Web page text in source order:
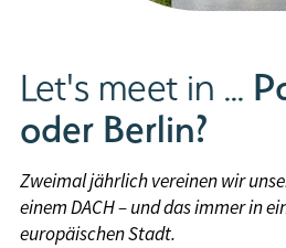
Let's meet in ...
oder Berlin?
Zweimal jährlich vereinen wir
einem DACH – und das immer in
europäischen Stadt.